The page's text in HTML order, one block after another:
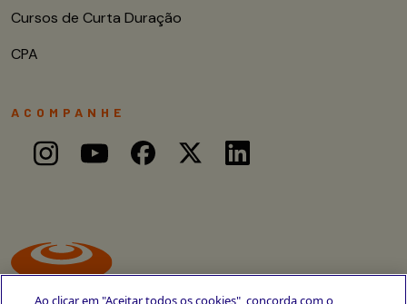
Cursos de Curta Duração
CPA
ACOMPANHE
Ao clicar em "Aceitar todos os cookies", concorda com o